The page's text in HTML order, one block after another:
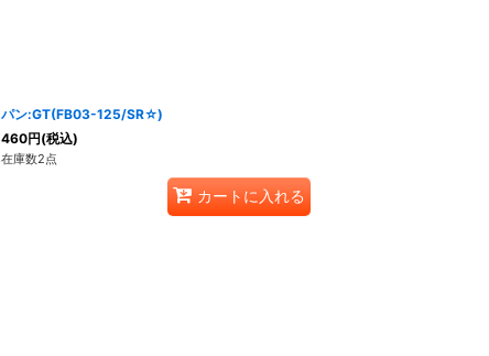
パン:GT(FB03-125/SR☆)
460円(税込)
在庫数2点
カートに入れる